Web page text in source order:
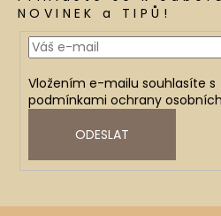
NOVINEK a TIPŮ!
Vložením e-mailu souhlasíte s
podmínkami ochrany
ODESLAT